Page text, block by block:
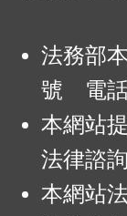
法務部
號 電話
本網站
法律諮
本網站